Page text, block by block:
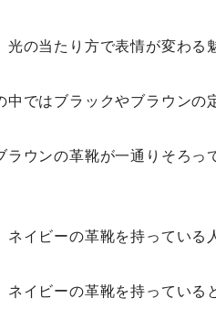
光の当たり方で表情が変わる
中ではブラックやブラウンの
ラウンの革靴が一通りそろ
ネイビーの革靴を持っている
ネイビーの革靴を持っている